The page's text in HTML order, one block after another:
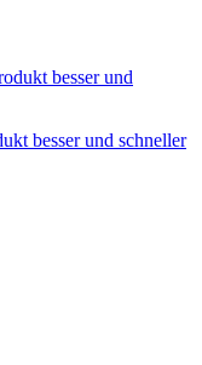
besser und schneller